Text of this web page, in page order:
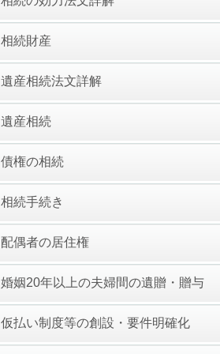
相続財産
遺産相続法文詳解
遺産相続
債権の相続
相続手続き
配偶者の居住権
婚姻20年以上の夫婦間の遺贈・贈与
仮払い制度等の創設・要件明確化